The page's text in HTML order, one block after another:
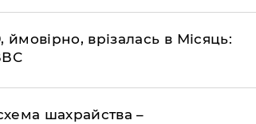
врізалась в Місяць:
шахрайства –